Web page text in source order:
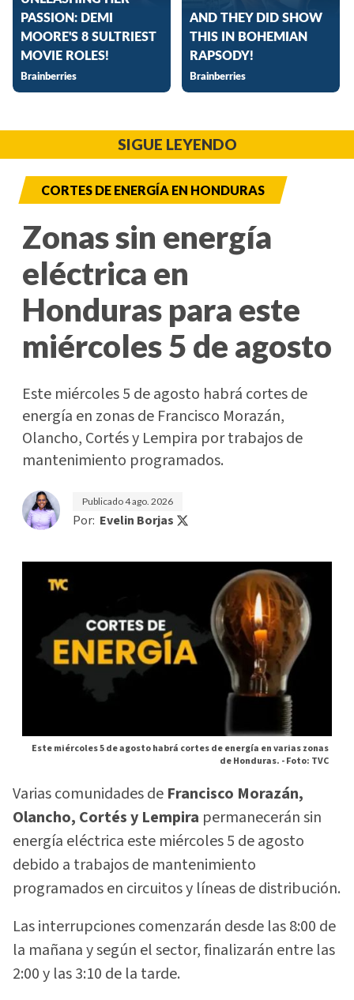
SIGUE LEYENDO
CORTES DE ENERGÍA EN HONDURAS
Zonas sin energía
eléctrica en
Honduras para este
miércoles 5 de agosto
Este miércoles 5 de agosto habrá cortes de
energía en zonas de Francisco Morazán,
Olancho, Cortés y Lempira por trabajos de
mantenimiento programados.
Publicado4 ago. 2026
Por: Evelin Borjas
Este miércoles 5 de agosto habrá cortes de energía en varias zonas
de Honduras. -Foto: TVC
Varias comunidades de Francisco Morazán,
Olancho, Cortés y Lempira permanecerán sin
energía eléctrica este miércoles 5 de agosto
debido a trabajos de mantenimiento
programados en circuitos y líneas de distribución.
Las interrupciones comenzarán desde las 8:00 de
la mañana y según el sector, finalizarán entre las
2:00 y las 3:10 de la tarde.